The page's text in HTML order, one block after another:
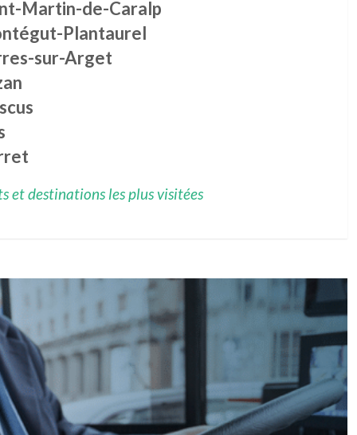
Martin-de-Caralp
Plantaurel
sur-Arget
et destinations les plus visitées